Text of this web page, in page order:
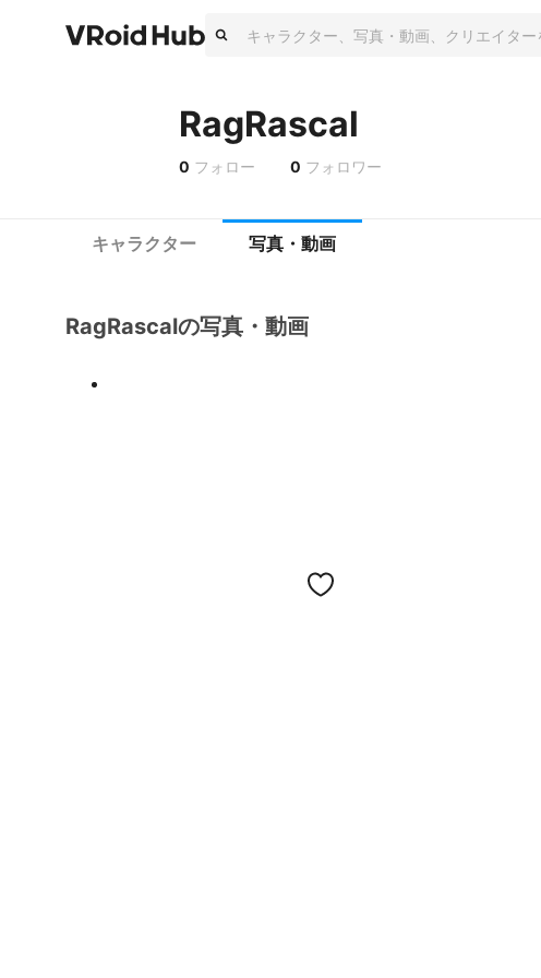
RagRascal
0 フォロー 0 フォロワー
キャラクター 写真・動画
RagRascalの写真・動画